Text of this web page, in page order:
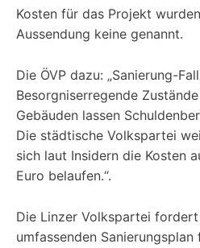
Kosten für das Projekt
Aussendung keine genannt.
Die ÖVP dazu: „Sanierung-
Besorgniserregende
Gebäuden lassen
Die städtische Volkspartei
sich laut Insidern die Kosten
Euro belaufen.“.
Die Linzer Volkspartei
umfassenden